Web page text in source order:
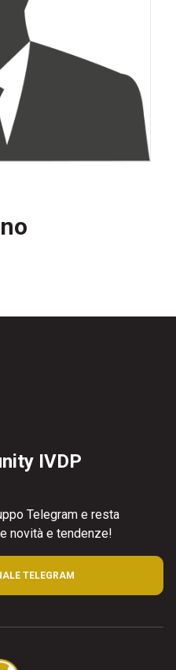
IVDP
Telegram e resta
novità e tendenze!
TELEGRAM